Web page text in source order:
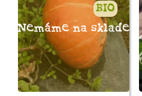
BIO
Nemáme na sklade